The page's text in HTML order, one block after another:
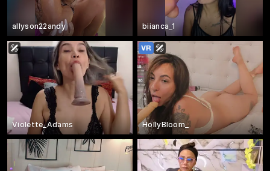
allyson22andy biianca_1
Violette_Adams HollyBloom_